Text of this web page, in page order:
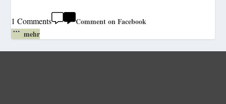
1 Comments
Comment on Facebook
mehr